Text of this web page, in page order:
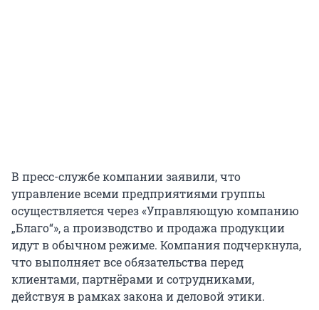
В пресс-службе компании заявили, что
управление всеми предприятиями группы
осуществляется через «Управляющую компанию
„Благо“», а производство и продажа продукции
идут в обычном режиме. Компания подчеркнула,
что выполняет все обязательства перед
клиентами, партнёрами и сотрудниками,
действуя в рамках закона и деловой этики.